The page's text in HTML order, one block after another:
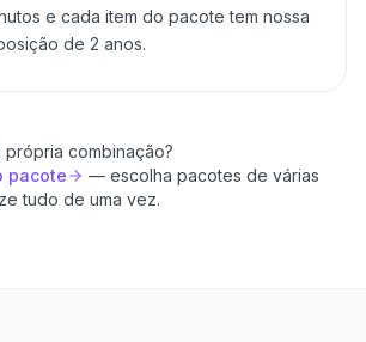
e cada item do pacote tem nossa
de 2 anos.
combinação?
pacote
— escolha pacotes de várias
tudo de uma vez.